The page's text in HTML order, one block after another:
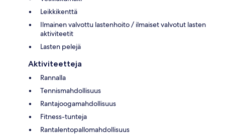
Leikkikenttä
Ilmainen valvottu lastenhoito / ilmaiset valvotut lasten
aktiviteetit
Lasten pelejä
Aktiviteetteja
Rannalla
Tennismahdollisuus
Rantajoogamahdollisuus
Fitness-tunteja
Rantalentopallomahdollisuus